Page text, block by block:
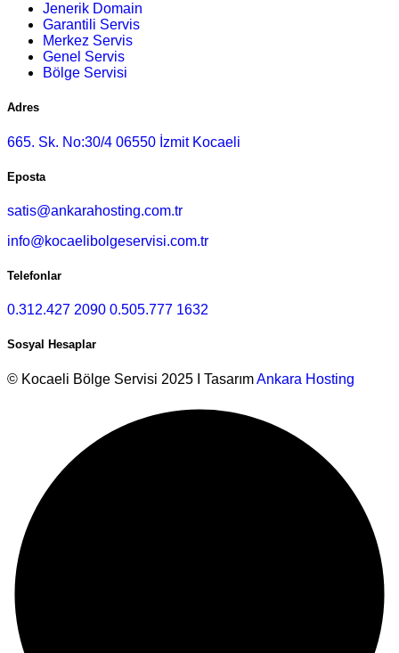
Jenerik Domain
Garantili Servis
Merkez Servis
Genel Servis
Bölge Servisi
Adres
665. Sk. No:30/4 06550 İzmit Kocaeli
Eposta
satis@ankarahosting.com.tr
info@kocaelibolgeservisi.com.tr
Telefonlar
0.312.427 2090 0.505.777 1632
Sosyal Hesaplar
© Kocaeli Bölge Servisi 2025 I TasarımAnkara Hosting